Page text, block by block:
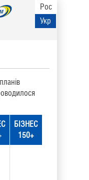
Рос
Укр
БІЗНЕС
150+